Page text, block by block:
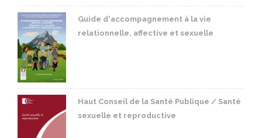
Guide d'accompagnement à la vie
relationnelle, affective et sexuelle
Haut Conseil de la Santé Publique / Santé
sexuelle et reproductive